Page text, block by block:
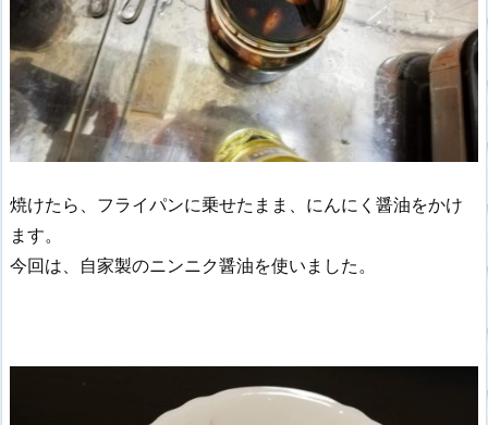
焼けたら、フライパンに乗せたまま、にんにく醤油をかけ
ます。
今回は、自家製のニンニク醤油を使いました。